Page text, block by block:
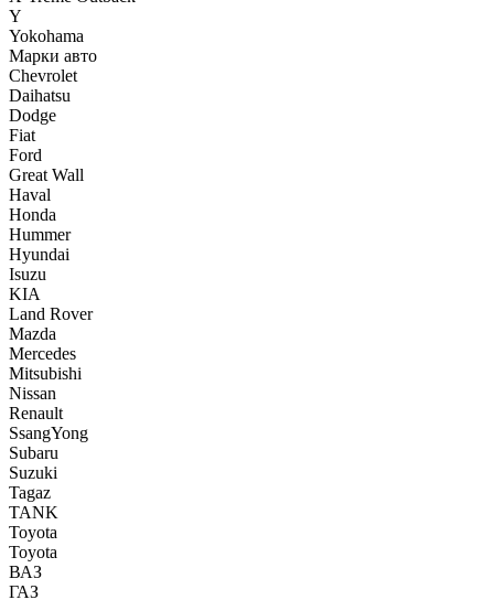
Y
Yokohama
Марки авто
Chevrolet
Daihatsu
Dodge
Fiat
Ford
Great Wall
Haval
Honda
Hummer
Hyundai
Isuzu
KIA
Land Rover
Mazda
Mercedes
Mitsubishi
Nissan
Renault
SsangYong
Subaru
Suzuki
Tagaz
TANK
Toyota
Toyota
ВАЗ
ГАЗ